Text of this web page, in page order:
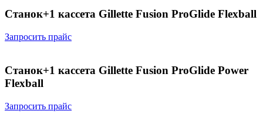
Станок+1 кассета Gillette Fusion ProGlide Flexball
Запросить прайс
Станок+1 кассета Gillette Fusion ProGlide Power
Flexball
Запросить прайс